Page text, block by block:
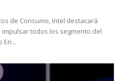
de Consumo, Intel destacará
todos los segmento del
En...